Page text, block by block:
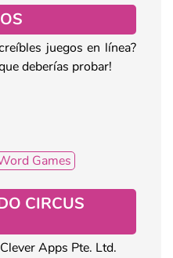
juegos en línea?
deberías probar!
Games
CIRCUS
Apps Pte. Ltd.